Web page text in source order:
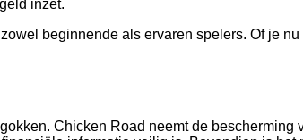
inzet.
beginnende als ervaren spelers. Of je
Chicken Road neemt de